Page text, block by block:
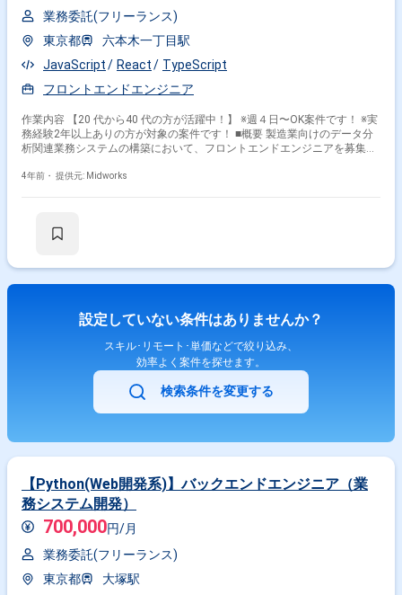
業務委託(フリーランス)
東京都
六本木一丁目駅
JavaScript
React
TypeScript
フロントエンドエンジニア
作業内容 【20 代から40 代の方が活躍中！】 ※週４日〜OK案件です！ ※実
務経験2年以上ありの方が対象の案件です！ ■概要 製造業向けのデータ分
析関連業務システムの構築において、フロントエンドエンジニアを募集し
し、データの可視化やユーザーインターフェースの最適化を進めていただ
やFlaskと連携したバックエンド開発のサポート ・CI/CDパイプラインの構
提案を強みとしておりますので、お気軽にご相談頂けますと幸いです。 ----
扱っておりません。
4年前・ 提供元: Midworks
設定していない条件はありませんか？
スキル･リモート･単価などで絞り込み、
効率よく案件を探せます。
検索条件を変更する
【Python(Web開発系)】バックエンドエンジニア（業
務システム開発）
700,000円/月
業務委託(フリーランス)
東京都
大塚駅